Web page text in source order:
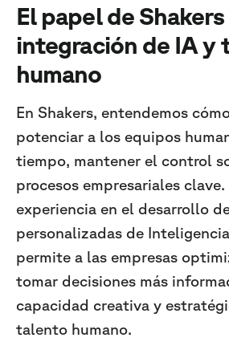
El papel de
integración de IA y
humano
En Shakers, entendemos
potenciar a los equipos
tiempo, mantener el control
procesos empresariales
experiencia en el desarrollo
personalizadas de
permite a las empresas
tomar decisiones más
capacidad creativa y
talento humano.